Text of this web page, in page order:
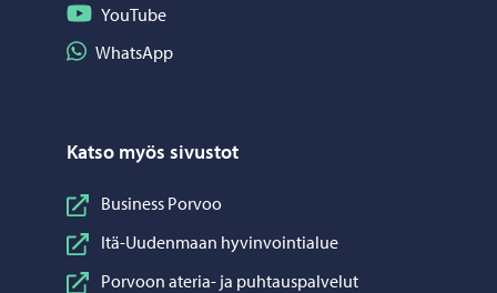
Seuraa YouTube
YouTube
Jaa WhatsApp
WhatsApp
Katso myös sivustot
Business Porvoo
Itä-Uudenmaan hyvinvointialue
Porvoon ateria- ja puhtauspalvelut